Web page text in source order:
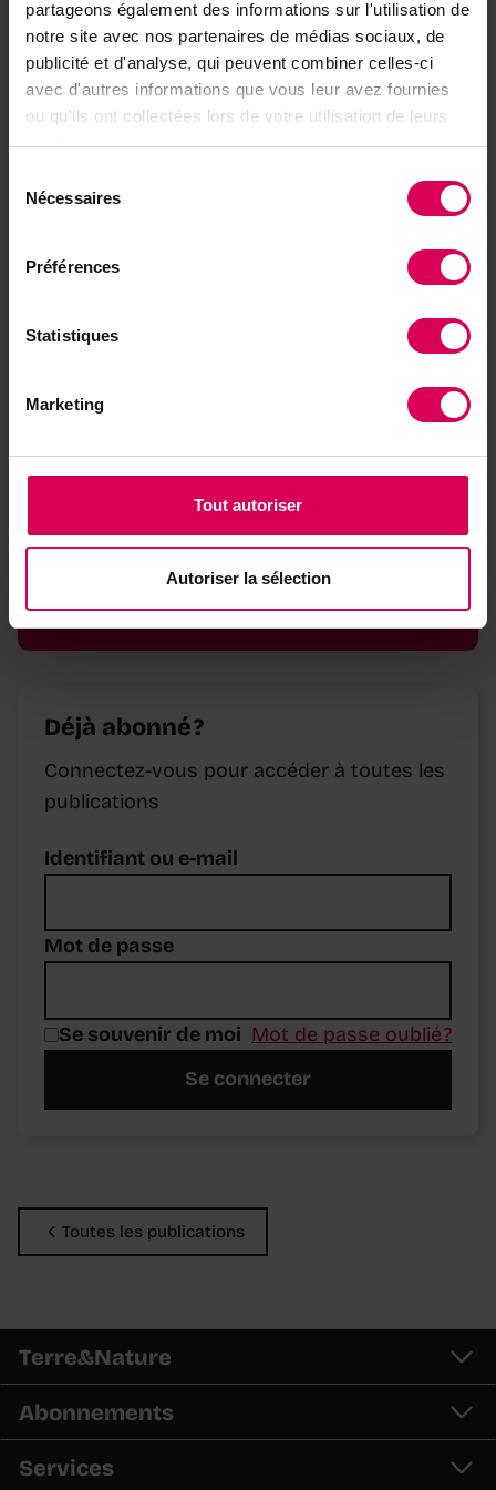
partageons également des informations sur l'utilisation de
notre site avec nos partenaires de médias sociaux, de
publicité et d'analyse, qui peuvent combiner celles-ci
avec d'autres informations que vous leur avez fournies
ou qu'ils ont collectées lors de votre utilisation de leurs
services.
Nécessaires
Préférences
Statistiques
Marketing
Tout autoriser
Autoriser la sélection
enjeux actuels de nos campagnes et de nos
traditions.
Bonne lecture !
Abonnez-vous pour tout lire
Avec un abonnement, consultez toutes les
éditions sans limitation
Accès à l'ensemble des publications
Liseuse en ligne sur tous vos appareils
Archives complètes
Déjà abonné ?
Connectez-vous pour accéder à toutes les
publications
Identifiant ou e-mail
Mot de passe
Se souvenir de moi Mot de passe oublié ?
Se connecter
Toutes les publications
Terre&Nature
Abonnements
Services